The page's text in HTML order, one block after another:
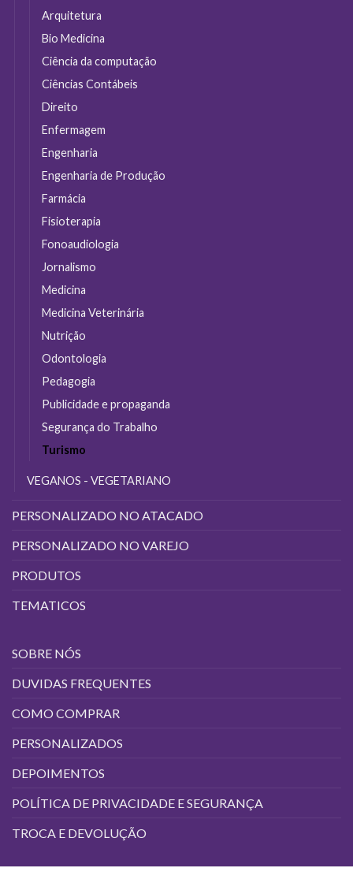
Arquitetura
Bio Medicina
Ciência da computação
Ciências Contábeis
Direito
Enfermagem
Engenharia
Engenharia de Produção
Farmácia
Fisioterapia
Fonoaudiologia
Jornalismo
Medicina
Medicina Veterinária
Nutrição
Odontologia
Pedagogia
Publicidade e propaganda
Segurança do Trabalho
Turismo
VEGANOS - VEGETARIANO
PERSONALIZADO NO ATACADO
PERSONALIZADO NO VAREJO
PRODUTOS
TEMATICOS
SOBRE NÓS
DUVIDAS FREQUENTES
COMO COMPRAR
PERSONALIZADOS
DEPOIMENTOS
POLÍTICA DE PRIVACIDADE E SEGURANÇA
TROCA E DEVOLUÇÃO